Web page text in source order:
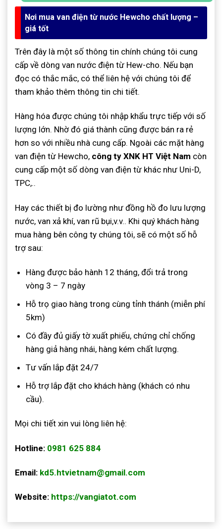
Nơi mua van điện từ nước Hewcho chất lượng –
giá tốt
Trên đây là một số thông tin chính chúng tôi cung
cấp về dòng van nước điện từ Hew-cho. Nếu bạn
đọc có thắc mắc, có thể liên hệ với chúng tôi để
tham khảo thêm thông tin chi tiết.
Hàng hóa được chúng tôi nhập khẩu trực tiếp với số
lượng lớn. Nhờ đó giá thành cũng được bán ra rẻ
hơn so với nhiều nhà cung cấp. Ngoài các mặt hàng
van điện từ Hewcho, công ty XNK HT Việt Nam còn
cung cấp một số dòng van điện từ khác như Uni-D,
TPC,..
Hay các thiết bị đo lường như đồng hồ đo lưu lượng
nước, van xả khí, van rũ bụi,v.v.. Khi quý khách hàng
mua hàng bên công ty chúng tôi, sẽ có một số hỗ
trợ sau:
Hàng được bảo hành 12 tháng, đổi trả trong
vòng 3 – 7 ngày
Hỗ trọ giao hàng trong cùng tỉnh thánh (miễn phí
5km)
Có đầy đủ giấy tờ xuất phiếu, chứng chỉ chống
hàng giả hàng nhái, hàng kém chất lượng.
Tư vấn lắp đặt 24/7
Hỗ trợ lắp đặt cho khách hàng (khách có nhu
cầu).
Mọi chi tiết xin vui lòng liên hệ:
Hotline: 0981 625 884
Email: kd5.htvietnam@gmail.com
Website: https://vangiatot.com